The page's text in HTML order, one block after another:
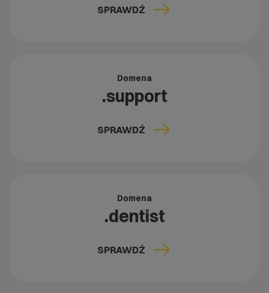
SPRAWDŹ
Domena
.support
SPRAWDŹ
Domena
.dentist
SPRAWDŹ